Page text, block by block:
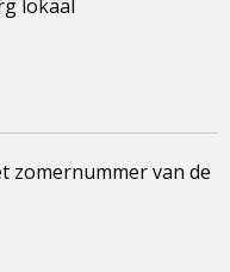
lokaal
zomernummer van de